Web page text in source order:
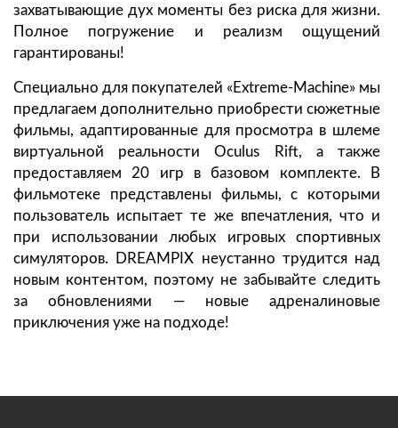
захватывающие дух моменты без риска для жизни.
Полное погружение и реализм ощущений
гарантированы!
Специально для покупателей «Extreme-Machine» мы
предлагаем дополнительно приобрести сюжетные
фильмы, адаптированные для просмотра в шлеме
виртуальной реальности Oculus Rift, а также
предоставляем 20 игр в базовом комплекте. В
фильмотеке представлены фильмы, с которыми
пользователь испытает те же впечатления, что и
при использовании любых игровых спортивных
симуляторов. DREAMPIX неустанно трудится над
новым контентом, поэтому не забывайте следить
за обновлениями — новые адреналиновые
приключения уже на подходе!